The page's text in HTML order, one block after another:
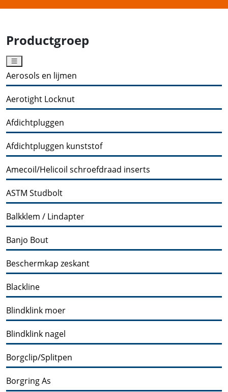
Productgroep
Aerosols en lijmen
Aerotight Locknut
Afdichtpluggen
Afdichtpluggen kunststof
Amecoil/Helicoil schroefdraad inserts
ASTM Studbolt
Balkklem / Lindapter
Banjo Bout
Beschermkap zeskant
Blackline
Blindklink moer
Blindklink nagel
Borgclip/Splitpen
Borgring As